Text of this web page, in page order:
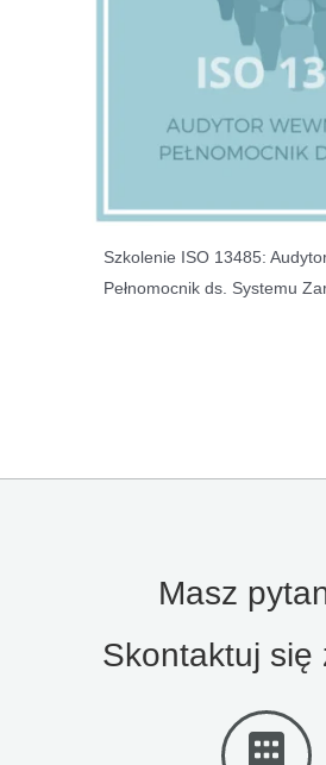
Szkolenie ISO 13485:
Pełnomocnik ds. Systemu
Masz
Skontaktuj się